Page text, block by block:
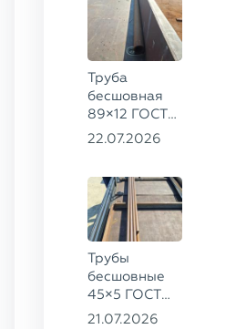
Труба
бесшовная
89×12 ГОСТ
8732-78, ст.
22.07.2026
Трубы
бесшовные
45×5 ГОСТ
8734-75, ст.
21.07.2026